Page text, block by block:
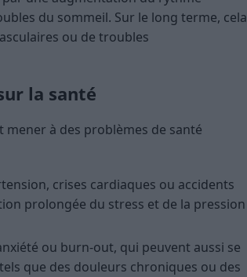
du sommeil. Sur le long terme, cela
ou de troubles
la santé
à des problèmes de santé
crises cardiaques ou accidents
prolongée du stress et de la pression
ou burn-out, qui peuvent aussi se
que des douleurs chroniques ou des